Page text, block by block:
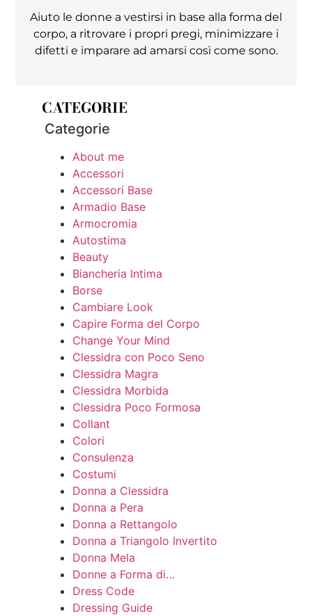
Aiuto le donne a vestirsi in base alla forma del
corpo, a ritrovare i propri pregi, minimizzare i
difetti e imparare ad amarsi così come sono.
CATEGORIE
Categorie
About me
Accessori
Accessori Base
Armadio Base
Armocromia
Autostima
Beauty
Biancheria Intima
Borse
Cambiare Look
Capire Forma del Corpo
Change Your Mind
Clessidra con Poco Seno
Clessidra Magra
Clessidra Morbida
Clessidra Poco Formosa
Collant
Colori
Consulenza
Costumi
Donna a Clessidra
Donna a Pera
Donna a Rettangolo
Donna a Triangolo Invertito
Donna Mela
Donne a Forma di…
Dress Code
Dressing Guide